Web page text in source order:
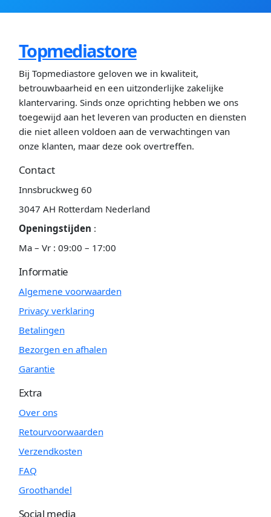
Topmediastore
Bij Topmediastore geloven we in kwaliteit,
betrouwbaarheid en een uitzonderlijke zakelijke
klantervaring. Sinds onze oprichting hebben we ons
toegewijd aan het leveren van producten en diensten
die niet alleen voldoen aan de verwachtingen van
onze klanten, maar deze ook overtreffen.
Contact
Innsbruckweg 60
3047 AH Rotterdam Nederland
Openingstijden :
Ma – Vr : 09:00 – 17:00
Informatie
Algemene voorwaarden
Privacy verklaring
Betalingen
Bezorgen en afhalen
Garantie
Extra
Over ons
Retourvoorwaarden
Verzendkosten
FAQ
Groothandel
Social media